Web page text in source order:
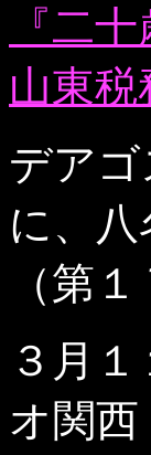
『二
山東税
デア
に、
（第
３月
オ関